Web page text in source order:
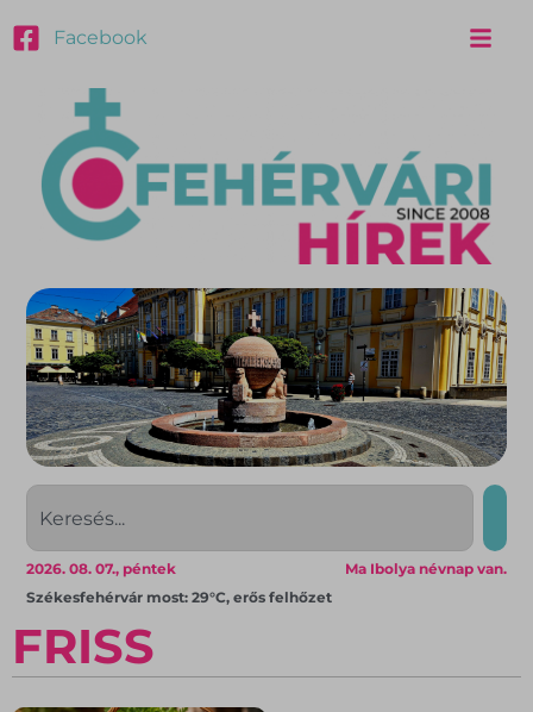
Facebook
Ma Ibolya névnap van.
2026. 08. 07., péntek
Székesfehérvár most: 29°C, erős felhőzet
FRISS